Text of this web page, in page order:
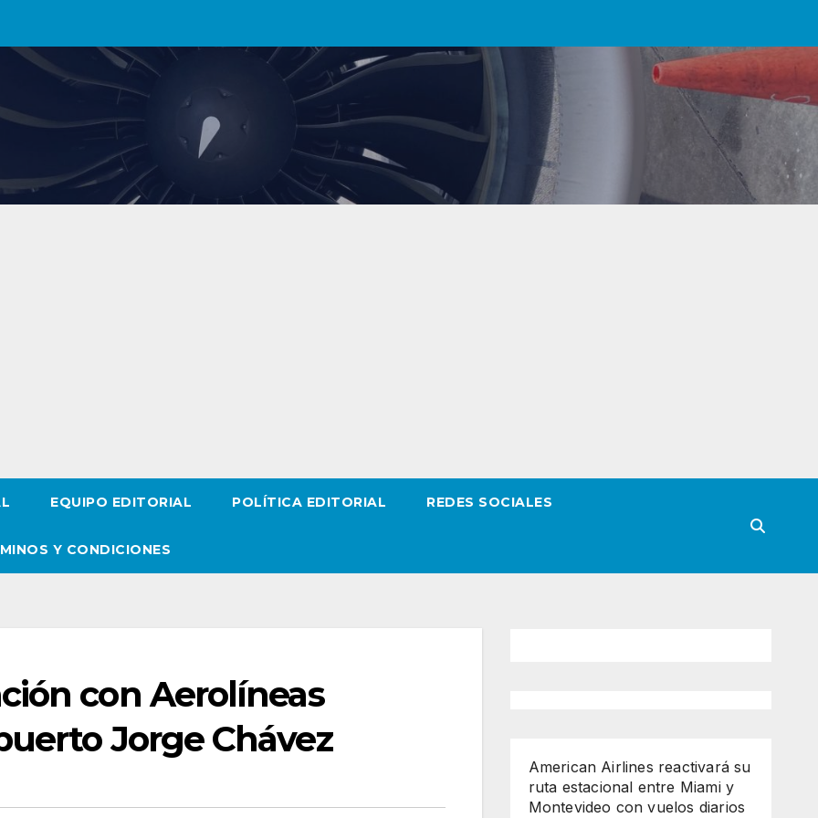
EQUIPO EDITORIAL POLÍTICA EDITORIAL REDES SOCIALES
Y CONDICIONES
con Aerolíneas
Jorge Chávez
American Airlines reactivará su
ruta estacional entre Miami y
Montevideo con vuelos diarios